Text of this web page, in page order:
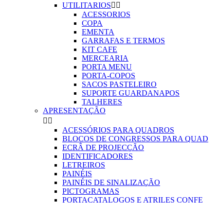
UTILITARIOS 
ACESSORIOS
COPA
EMENTA
GARRAFAS E TERMOS
KIT CAFE
MERCEARIA
PORTA MENU
PORTA-COPOS
SACOS PASTELEIRO
SUPORTE GUARDANAPOS
TALHERES
APRESENTAÇÃO
 
ACESSÓRIOS PARA QUADROS
BLOCOS DE CONGRESSOS PARA QUAD
ECRÂ DE PROJECÇÃO
IDENTIFICADORES
LETREIROS
PAINÉIS
PAINÉIS DE SINALIZAÇÃO
PICTOGRAMAS
PORTACATALOGOS E ATRILES CONFE